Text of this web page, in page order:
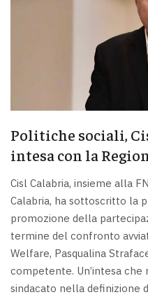
Politiche sociali,
intesa con la
Cisl Calabria, insieme alla
Calabria, ha sottoscritto la
promozione della
termine del confronto
Welfare, Pasqualina
competente. Un’intesa
sindacato nella definizione